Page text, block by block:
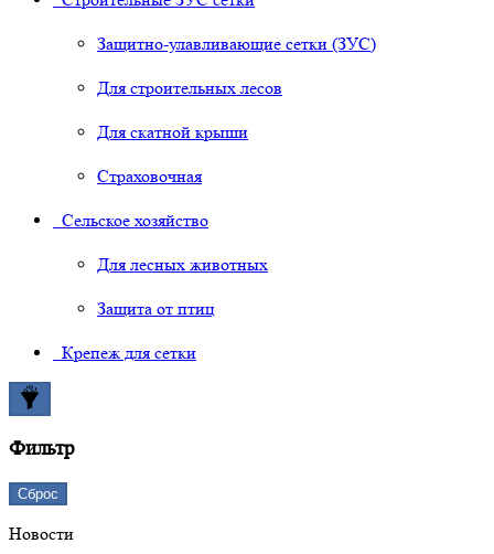
Защитно-улавливающие сетки (ЗУС)
Для строительных лесов
Для скатной крыши
Страховочная
Сельское хозяйство
Для лесных животных
Защита от птиц
Крепеж для сетки
Фильтр
Сброс
Новости